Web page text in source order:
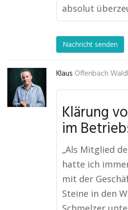
absolut
Nachricht senden
Klaus Offenbach
Klärung
im
„Als Mitglied
hatte ich
mit der
Steine in den